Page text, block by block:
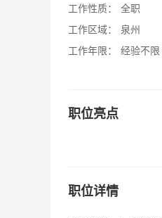
工作性质：
全职
工作区域：
泉州
工作年限：
经验不限
职位亮点
职位详情